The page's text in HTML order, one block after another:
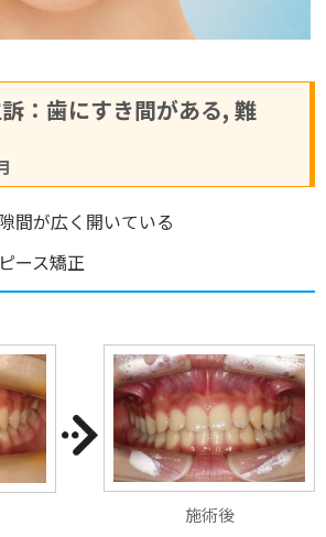
：歯にすき間がある, 難
間が広く開いている
ース矯正
施術後